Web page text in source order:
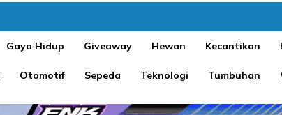
Gaya Hidup Giveaway Hewan Kecantikan
Otomotif Sepeda Teknologi Tumbuhan